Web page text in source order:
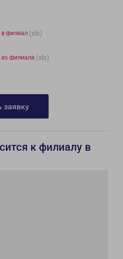
в филиал (xls)
из филиала (xls)
заявку
к филиалу в